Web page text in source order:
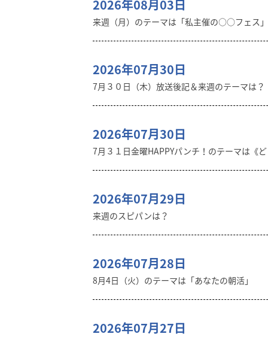
2026年08月03日
来週（月）のテーマは「私主催の○○フェス」
2026年07月30日
7月３０日（木）放送後記＆来週のテーマは？
2026年07月30日
7月３１日金曜HAPPYパンチ！のテーマは《ど
2026年07月29日
来週のスピパンは？
2026年07月28日
8月4日（火）のテーマは「あなたの朝活」
2026年07月27日